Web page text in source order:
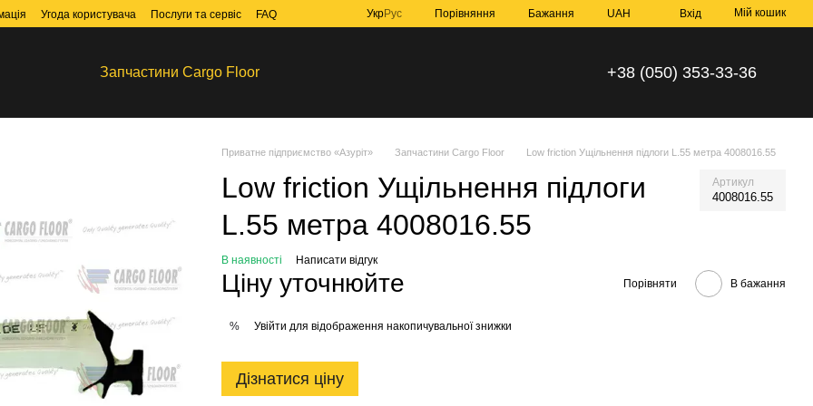
Угода користувача Послуги та сервіс FAQ УкрРус Порівняння Бажання UAH Вхід Мій кошик
Запчастини Cargo Floor +38 (050) 353-33-36
Приватне підприємство «Азуріт» Запчастини Cargo Floor Low friction Ущільнення підлоги L.55 метра 4008016.55
Low friction Ущільнення підлоги
L.55 метра 4008016.55
Артикул
4008016.55
В наявності Написати відгук
Ціну уточнюйте Порівняти В бажання
% Увійти для відображення накопичувальної знижки
Дізнатися ціну